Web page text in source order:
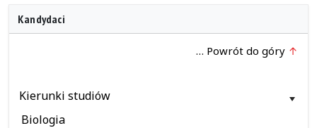
Kandydaci
… Powrót do góry
Kierunki studiów
Biologia